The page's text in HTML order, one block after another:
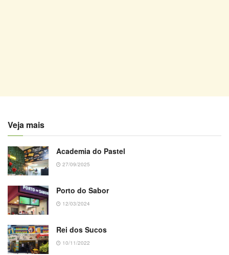
Veja mais
Academia do Pastel
27/09/2025
Porto do Sabor
12/03/2024
Rei dos Sucos
10/11/2022